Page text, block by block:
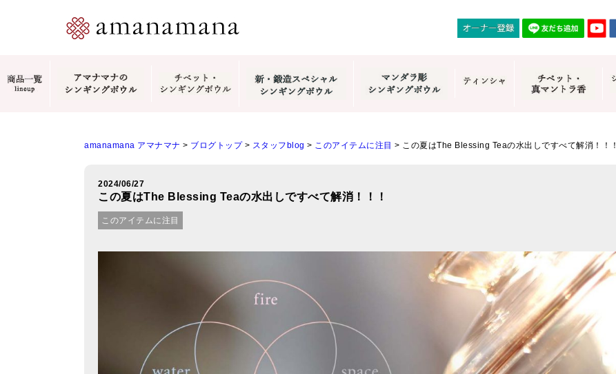
amanamana アマナマナ > ブログトップ> スタッフblog > このアイテムに注目 > この夏はThe Blessing Teaの水出しですべて解消！！！
2024/06/27
この夏はThe Blessing Teaの水出しですべて解消！！！
このアイテムに注目